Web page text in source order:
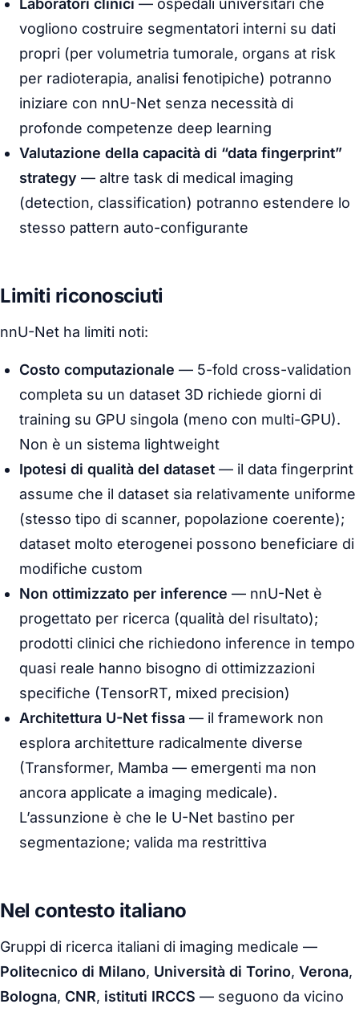
Laboratori clinici — ospedali universitari che
vogliono costruire segmentatori interni su dati
propri (per volumetria tumorale, organs at risk
per radioterapia, analisi fenotipiche) potranno
iniziare con nnU-Net senza necessità di
profonde competenze deep learning
Valutazione della capacità di “data fingerprint”
strategy — altre task di medical imaging
(detection, classification) potranno estendere lo
stesso pattern auto-configurante
Limiti riconosciuti
nnU-Net ha limiti noti:
Costo computazionale — 5-fold cross-validation
completa su un dataset 3D richiede giorni di
training su GPU singola (meno con multi-GPU).
Non è un sistema lightweight
Ipotesi di qualità del dataset — il data fingerprint
assume che il dataset sia relativamente uniforme
(stesso tipo di scanner, popolazione coerente);
dataset molto eterogenei possono beneficiare di
modifiche custom
Non ottimizzato per inference — nnU-Net è
progettato per ricerca (qualità del risultato);
prodotti clinici che richiedono inference in tempo
quasi reale hanno bisogno di ottimizzazioni
specifiche (TensorRT, mixed precision)
Architettura U-Net fissa — il framework non
esplora architetture radicalmente diverse
(Transformer, Mamba — emergenti ma non
ancora applicate a imaging medicale).
L’assunzione è che le U-Net bastino per
segmentazione; valida ma restrittiva
Nel contesto italiano
Gruppi di ricerca italiani di imaging medicale —
Politecnico di Milano, Università di Torino, Verona,
Bologna, CNR, istituti IRCCS — seguono da vicino